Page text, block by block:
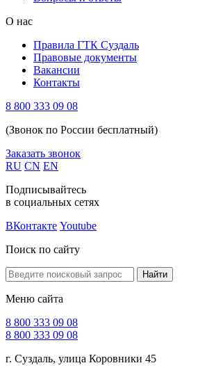
О нас
Правила ГТК Суздаль
Правовые документы
Вакансии
Контакты
8 800 333 09 08
(Звонок по России бесплатный)
Заказать звонок
RU CN EN
Подписывайтесь
в социальных сетях
ВКонтакте Youtube
Поиск по сайту
Найти
Меню сайта
8 800 333 09 08
8 800 333 09 08
г. Суздаль, улица Коровники 45